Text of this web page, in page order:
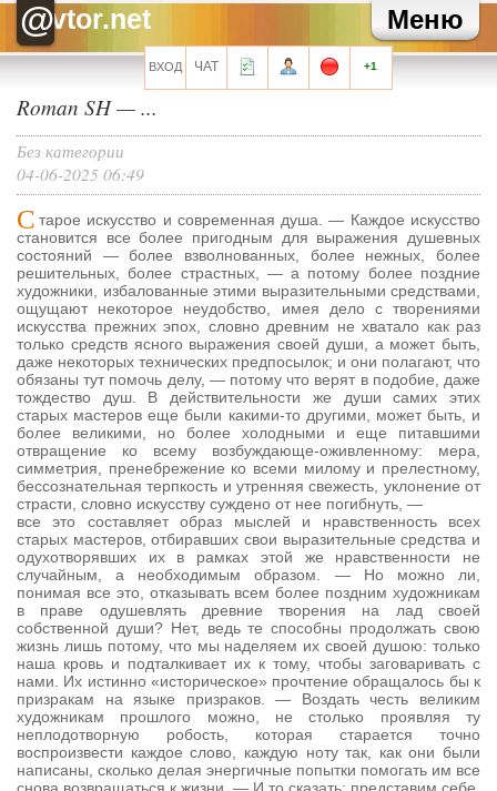
Меню
@vtor.net
Зайка
Как там твоя карьера?
Зайка
Хаммер, привет!
Хелла Черноушева
И трехведерная клизма для профилактики
Художнику тоже иногда нужен окулист...
Запомнить?
Регистрация
Забыли свой пароль?
Перейти на полную версию
ВХОД ЧАТ +1
Roman SH—...
Без категории
04-06-2025 06:49
С тарое искусство и современная душа. — Каждое искусство
становится все более пригодным для выражения душевных
состояний — более взволнованных, более нежных, более
решительных, более страстных, — а потому более поздние
художники, избалованные этими выразительными средствами,
ощущают некоторое неудобство, имея дело с творениями
искусства прежних эпох, словно древним не хватало как раз
только средств ясного выражения своей души, а может быть,
даже некоторых технических предпосылок; и они полагают, что
обязаны тут помочь делу, — потому что верят в подобие, даже
тождество душ. В действительности же души самих этих
старых мастеров еще были какими-то другими, может быть, и
более великими, но более холодными и еще питавшими
отвращение ко всему возбуждающе-оживленному: мера,
симметрия, пренебрежение ко всеми милому и прелестному,
бессознательная терпкость и утренняя свежесть, уклонение от
страсти, словно искусству суждено от нее погибнуть, —
все это составляет образ мыслей и нравственность всех
старых мастеров, отбиравших свои выразительные средства и
одухотворявших их в рамках этой же нравственности не
случайным, а необходимым образом. — Но можно ли,
понимая все это, отказывать всем более поздним художникам
в праве одушевлять древние творения на лад своей
собственной души? Нет, ведь те способны продолжать свою
жизнь лишь потому, что мы наделяем их своей душою: только
наша кровь и подталкивает их к тому, чтобы заговаривать с
нами. Их истинно «историческое» прочтение обращалось бы к
призракам на языке призраков. — Воздать честь великим
художникам прошлого можно, не столько проявляя ту
неплодотворную робость, которая старается точно
воспроизвести каждое слово, каждую ноту так, как они были
написаны, сколько делая энергичные попытки помогать им все